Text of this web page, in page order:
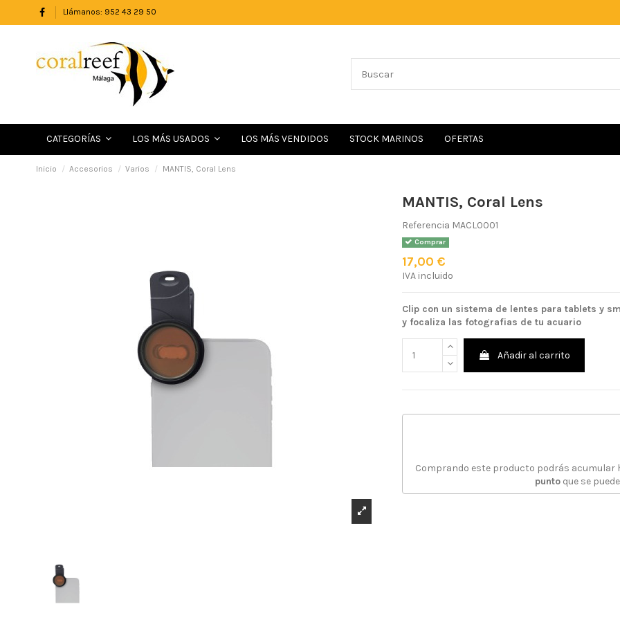
Llámanos: 952 43 29 50
CATEGORÍAS LOS MÁS USADOS LOS MÁS VENDIDOS STOCK MARINOS OFERTAS
Inicio Accesorios Varios MANTIS, Coral Lens
MANTIS, Coral Lens
Referencia MACL0001
Comprar
17,00 €
IVA incluido
Clip con un sistema de lentes para tablets y
y focaliza las fotografias de tu acuario
Añadir al carrito
Comprando este producto podrás
puntoque se